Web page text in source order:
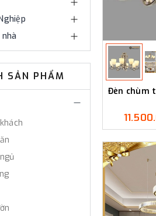
SẢN PHẨM
Đèn chùm